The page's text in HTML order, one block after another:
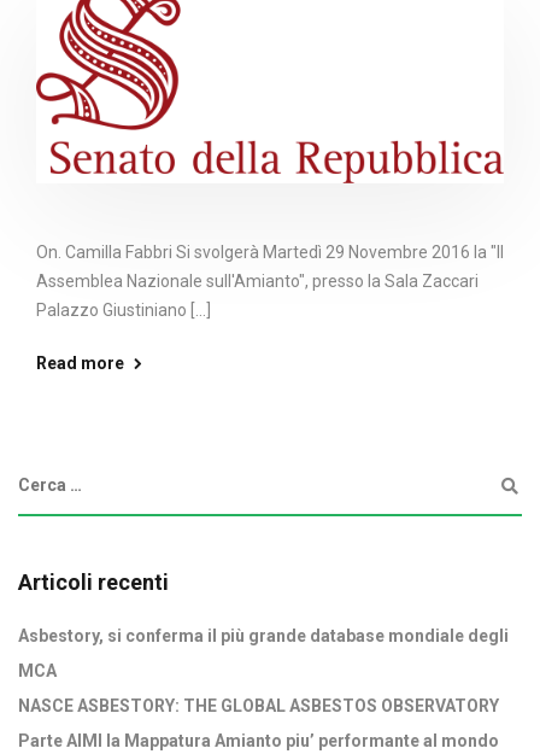
On. Camilla Fabbri Si svolgerà Martedì 29 Novembre 2016 la "Il
Assemblea Nazionale sull'Amianto", presso la Sala Zaccari
Palazzo Giustiniano [...]
Read more
Articoli recenti
Asbestory, si conferma il più grande database mondiale degli
MCA
NASCE ASBESTORY: THE GLOBAL ASBESTOS OBSERVATORY
Parte AIMI la Mappatura Amianto piu’ performante al mondo